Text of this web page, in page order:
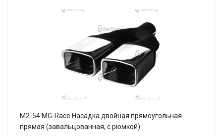
M2-54 MG-Race Насадка двойная прямоугольная
прямая (завальцованная, с рюмкой)